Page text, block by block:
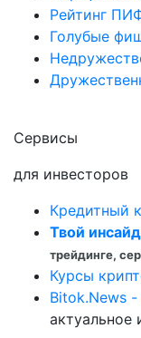
Рейтинг
Голубые
Сервисы
для инвесторов
Кредитный
Твой
трейдинге,
Курсы
Bitok.News
актуальное